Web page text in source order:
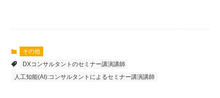
その他
DXコンサルタントのセミナー講演講師
人工知能(AI):コンサルタントによるセミナー講演講師